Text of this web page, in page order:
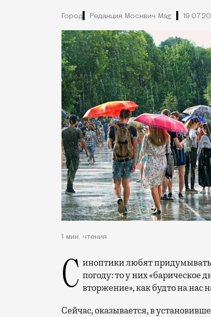
Город Редакция Москвич Mag
1 мин. чтения
Синоптики любят придумывать смешные или драматичные термины, описывая погоду: то у них «барическое
вторжение», как будто на
Сейчас, оказывается, в